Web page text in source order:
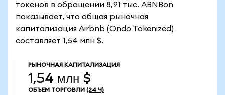
токенов в обращении 8,91 тыс. ABNBon
показывает, что общая рыночная
капитализация Airbnb (Ondo Tokenized)
составляет 1,54 млн $.
РЫНОЧНАЯ КАПИТАЛИЗАЦИЯ
1,54 млн $
ОБЪЕМ ТОРГОВЛИ (24 Ч)